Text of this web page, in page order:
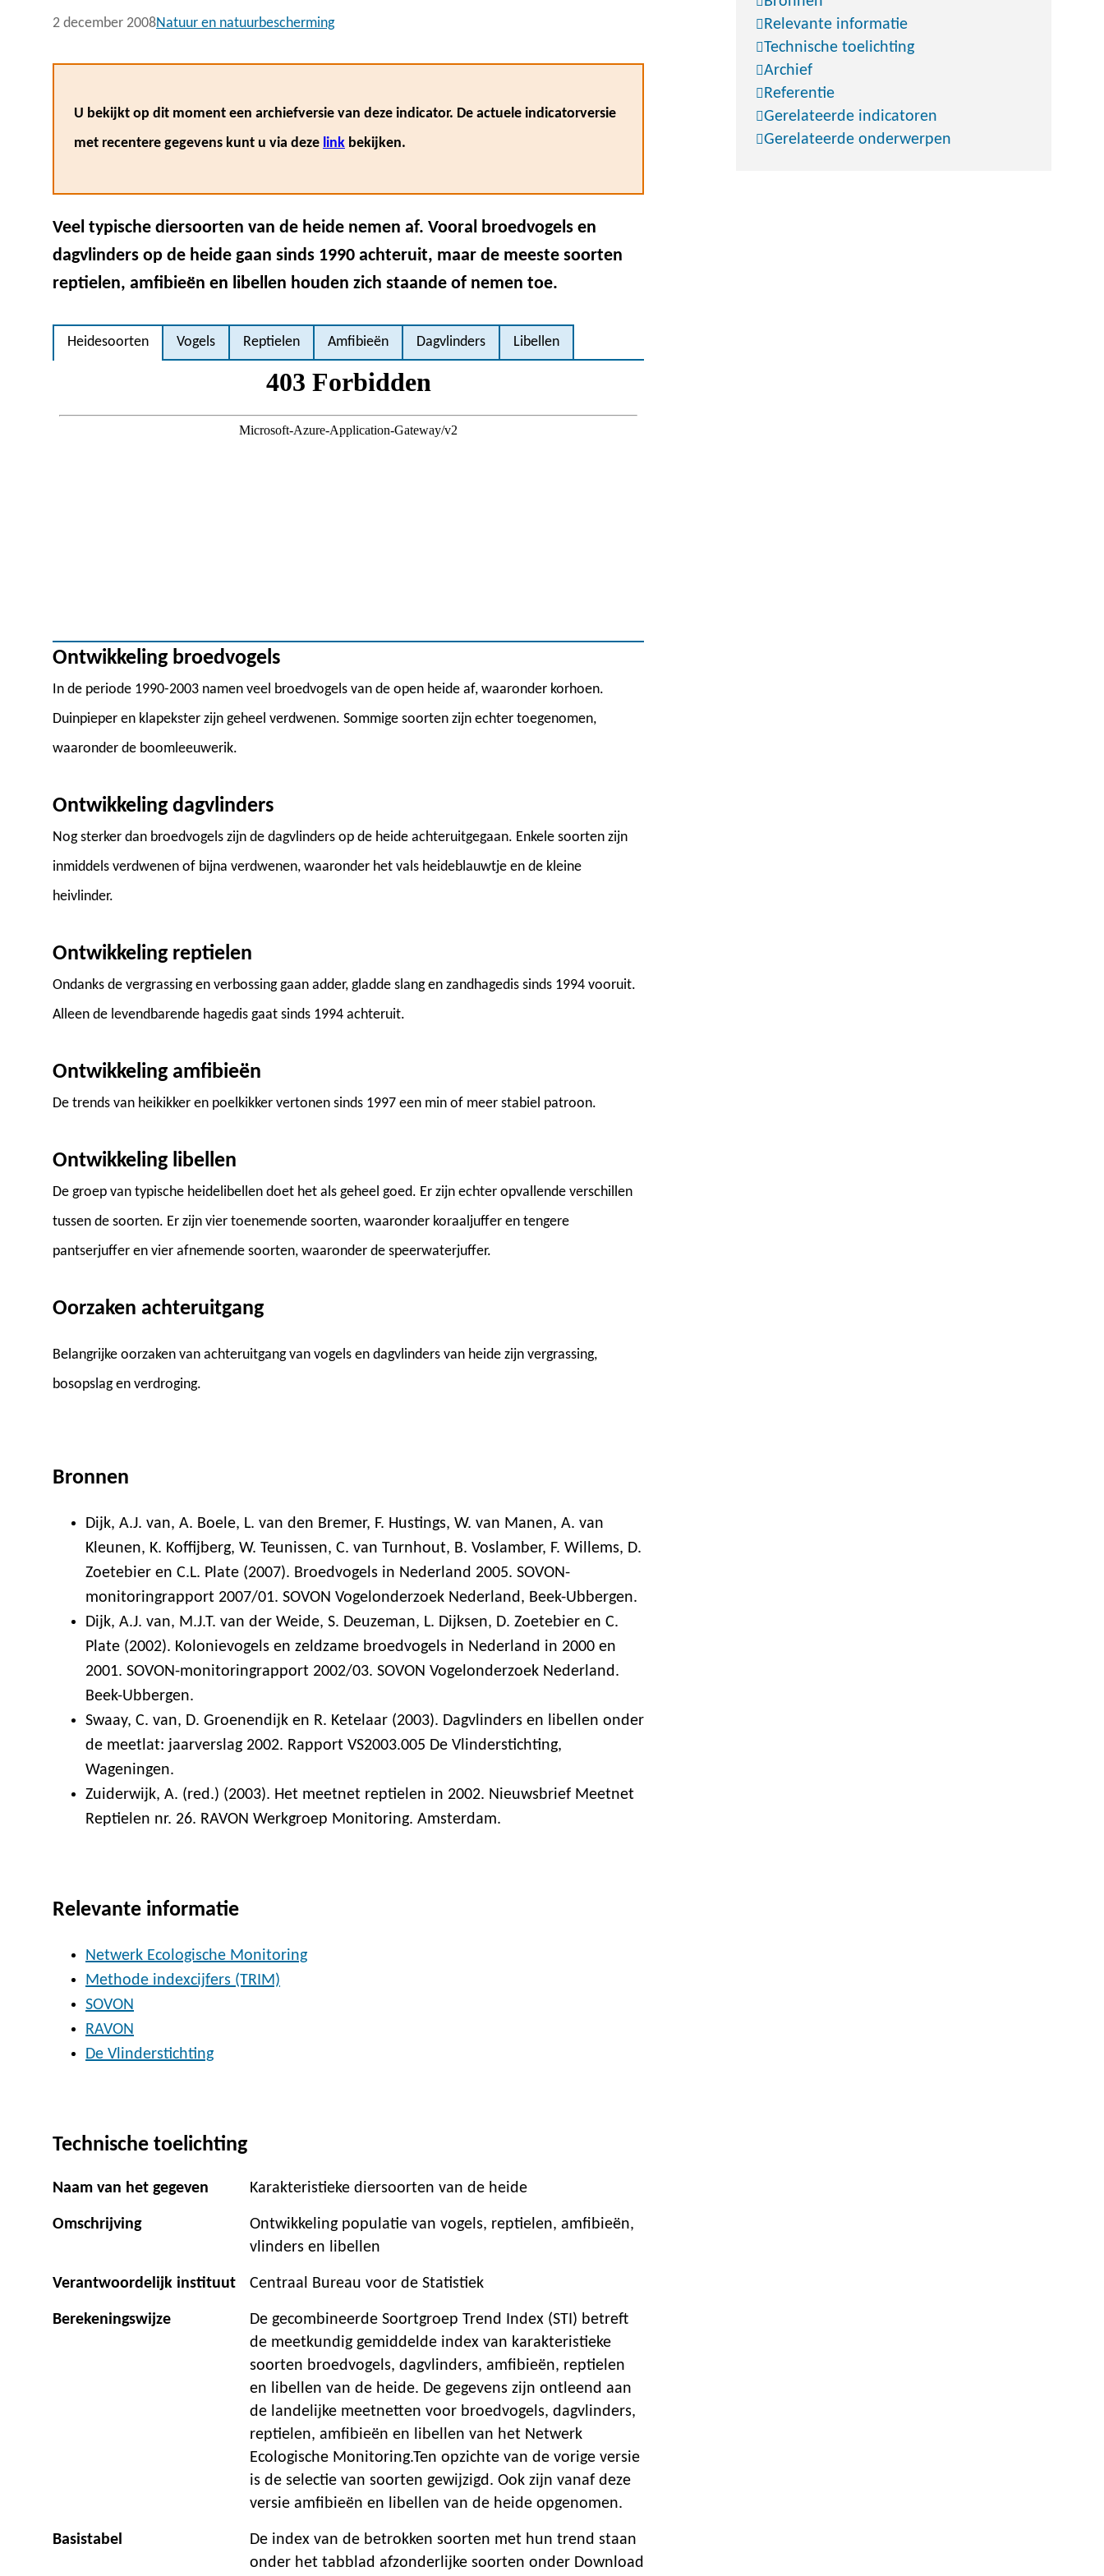
2 december 2008Natuur en natuurbescherming
Relevante informatie
Technische toelichting
Archief
Referentie
Gerelateerde indicatoren
Gerelateerde onderwerpen
U bekijkt op dit moment een archiefversie van deze indicator. De actuele indicatorversie
met recentere gegevens kunt u via deze link bekijken.
Veel typische diersoorten van de heide nemen af. Vooral broedvogels en
dagvlinders op de heide gaan sinds 1990 achteruit, maar de meeste soorten
reptielen, amfibieën en libellen houden zich staande of nemen toe.
Heidesoorten Vogels Reptielen Amfibieën Dagvlinders Libellen
Ontwikkeling broedvogels
In de periode 1990-2003 namen veel broedvogels van de open heide af, waaronder korhoen.
Duinpieper en klapekster zijn geheel verdwenen. Sommige soorten zijn echter toegenomen,
waaronder de boomleeuwerik.
Ontwikkeling dagvlinders
Nog sterker dan broedvogels zijn de dagvlinders op de heide achteruitgegaan. Enkele soorten zijn
inmiddels verdwenen of bijna verdwenen, waaronder het vals heideblauwtje en de kleine
heivlinder.
Ontwikkeling reptielen
Ondanks de vergrassing en verbossing gaan adder, gladde slang en zandhagedis sinds 1994 vooruit.
Alleen de levendbarende hagedis gaat sinds 1994 achteruit.
Ontwikkeling amfibieën
De trends van heikikker en poelkikker vertonen sinds 1997 een min of meer stabiel patroon.
Ontwikkeling libellen
De groep van typische heidelibellen doet het als geheel goed. Er zijn echter opvallende verschillen
tussen de soorten. Er zijn vier toenemende soorten, waaronder koraaljuffer en tengere
pantserjuffer en vier afnemende soorten, waaronder de speerwaterjuffer.
Oorzaken achteruitgang
Belangrijke oorzaken van achteruitgang van vogels en dagvlinders van heide zijn vergrassing,
bosopslag en verdroging.
Bronnen
Dijk, A.J. van, A. Boele, L. van den Bremer, F. Hustings, W. van Manen, A. van
Kleunen, K. Koffijberg, W. Teunissen, C. van Turnhout, B. Voslamber, F. Willems, D.
Zoetebier en C.L. Plate (2007). Broedvogels in Nederland 2005. SOVON-
monitoringrapport 2007/01. SOVON Vogelonderzoek Nederland, Beek-Ubbergen.
Dijk, A.J. van, M.J.T. van der Weide, S. Deuzeman, L. Dijksen, D. Zoetebier en C.
Plate (2002). Kolonievogels en zeldzame broedvogels in Nederland in 2000 en
2001. SOVON-monitoringrapport 2002/03. SOVON Vogelonderzoek Nederland.
Beek-Ubbergen.
Swaay, C. van, D. Groenendijk en R. Ketelaar (2003). Dagvlinders en libellen onder
de meetlat: jaarverslag 2002. Rapport VS2003.005 De Vlinderstichting,
Wageningen.
Zuiderwijk, A. (red.) (2003). Het meetnet reptielen in 2002. Nieuwsbrief Meetnet
Reptielen nr. 26. RAVON Werkgroep Monitoring. Amsterdam.
Relevante informatie
Netwerk Ecologische Monitoring
Methode indexcijfers (TRIM)
SOVON
RAVON
De Vlinderstichting
Technische toelichting
Naam van het gegeven Karakteristieke diersoorten van de heide
Omschrijving
Ontwikkeling populatie van vogels, reptielen, amfibieën,
vlinders en libellen
Verantwoordelijk instituut Centraal Bureau voor de Statistiek
Berekeningswijze
De gecombineerde Soortgroep Trend Index (STI) betreft
de meetkundig gemiddelde index van karakteristieke
soorten broedvogels, dagvlinders, amfibieën, reptielen
en libellen van de heide. De gegevens zijn ontleend aan
de landelijke meetnetten voor broedvogels, dagvlinders,
reptielen, amfibieën en libellen van het Netwerk
Ecologische Monitoring.Ten opzichte van de vorige versie
is de selectie van soorten gewijzigd. Ook zijn vanaf deze
versie amfibieën en libellen van de heide opgenomen.
Basistabel
De index van de betrokken soorten met hun trend staan
onder het tabblad afzonderlijke soorten onder Download